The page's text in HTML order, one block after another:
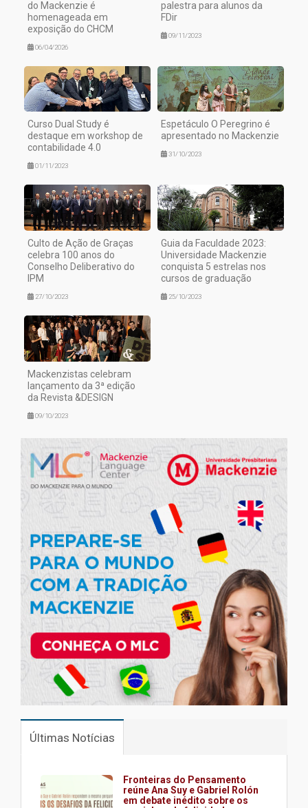
do Mackenzie é
homenageada em
exposição do CHCM
06/04/2026
palestra para alunos da
FDir
09/11/2023
Curso Dual Study é
destaque em workshop de
contabilidade 4.0
01/11/2023
Espetáculo O Peregrino é
apresentado no Mackenzie
31/10/2023
Culto de Ação de Graças
celebra 100 anos do
Conselho Deliberativo do
IPM
27/10/2023
Guia da Faculdade 2023:
Universidade Mackenzie
conquista 5 estrelas nos
cursos de graduação
25/10/2023
Mackenzistas celebram
lançamento da 3ª edição
da Revista &DESIGN
09/10/2023
Últimas Notícias
Fronteiras do Pensamento
reúne Ana Suy e Gabriel Rolón
em debate inédito sobre os